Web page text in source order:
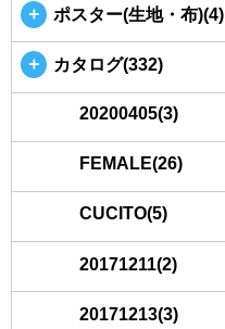
＋ ポスター(生地・布)(4)
＋ カタログ(332)
20200405(3)
FEMALE(26)
CUCITO(5)
20171211(2)
20171213(3)